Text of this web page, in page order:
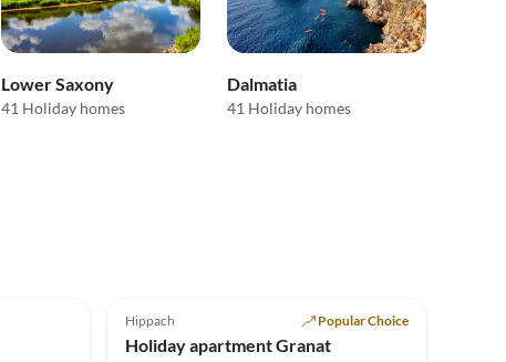
Lower Saxony
41 Holiday homes
Dalmatia
41 Holiday homes
Hippach Popular Choice
Holiday apartment Granat